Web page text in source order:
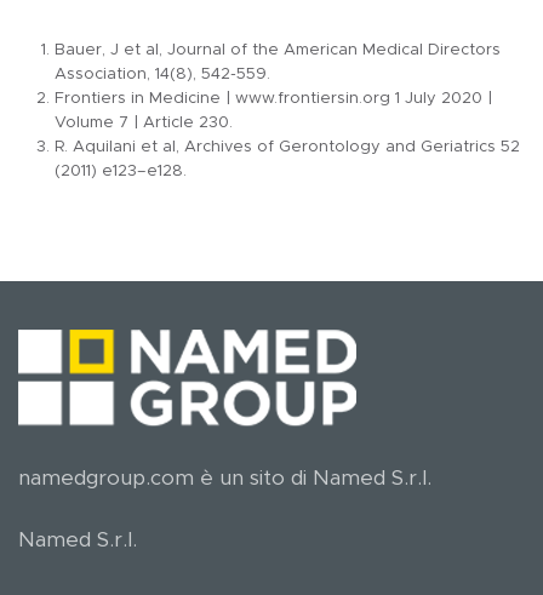
Bauer, J et al, Journal of the American Medical Directors
Association, 14(8), 542-559.
Frontiers in Medicine | www.frontiersin.org 1 July 2020 |
Volume 7 | Article 230.
R. Aquilani et al, Archives of Gerontology and Geriatrics 52
(2011) e123–e128.
namedgroup.com è un sito di Named S.r.l.
Named S.r.l.